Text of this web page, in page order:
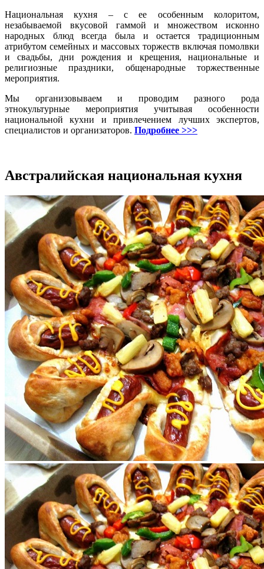
Национальная кухня – с ее особенным колоритом,
незабываемой вкусовой гаммой и множеством исконно
народных блюд всегда была и остается традиционным
атрибутом семейных и массовых торжеств включая помолвки
и свадьбы, дни рождения и крещения, национальные и
религиозные праздники, общенародные торжественные
мероприятия.
Мы организовываем и проводим разного рода
этнокультурные мероприятия учитывая особенности
национальной кухни и привлечением лучших экспертов,
специалистов и организаторов. Подробнее >>>
Австралийская национальная кухня